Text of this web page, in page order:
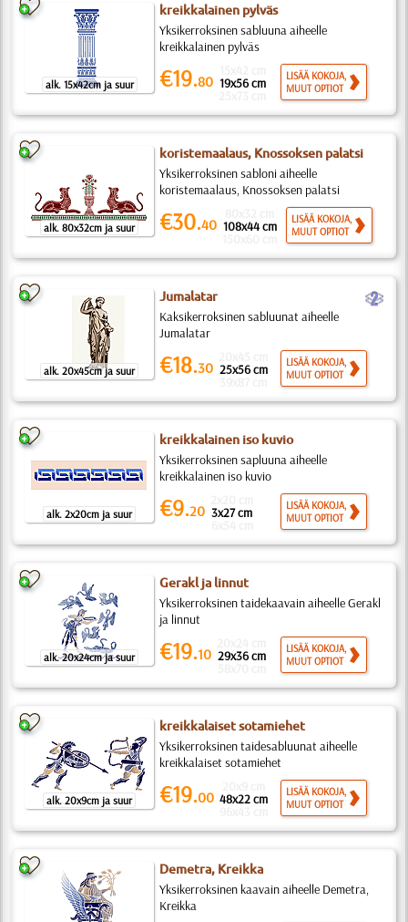
alk. 15x42cm ja suur
kreikkalainen pylväs
Yksikerroksinen sabluuna aiheelle
kreikkalainen pylväs
€19.80 19x56 cm
LISÄÄ KOKOJA,
MUUT OPTIOT
alk. 80x32cm ja suur
koristemaalaus, Knossoksen palatsi
Yksikerroksinen sabloni aiheelle
koristemaalaus, Knossoksen palatsi
€30.40 108x44 cm
LISÄÄ KOKOJA,
MUUT OPTIOT
alk. 20x45cm ja suur
Jumalatar b
Kaksikerroksinen sabluunat aiheelle
Jumalatar
€18.30 25x56 cm
LISÄÄ KOKOJA,
MUUT OPTIOT
alk. 2x20cm ja suur
kreikkalainen iso kuvio
Yksikerroksinen sapluuna aiheelle
kreikkalainen iso kuvio
€9.20 3x27 cm
LISÄÄ KOKOJA,
MUUT OPTIOT
alk. 20x24cm ja suur
Gerakl ja linnut
Yksikerroksinen taidekaavain aiheelle Gerakl
ja linnut
€19.10 29x36 cm
LISÄÄ KOKOJA,
MUUT OPTIOT
alk. 20x9cm ja suur
kreikkalaiset sotamiehet
Yksikerroksinen taidesabluunat aiheelle
kreikkalaiset sotamiehet
€19.00 48x22 cm
LISÄÄ KOKOJA,
MUUT OPTIOT
Demetra, Kreikka
Yksikerroksinen kaavain aiheelle Demetra,
Kreikka